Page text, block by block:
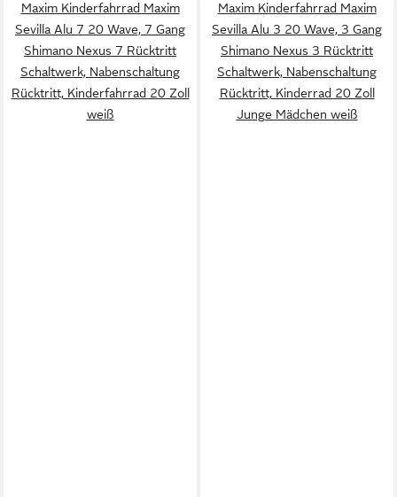
Maxim Kinderfahrrad Maxim
Sevilla Alu 7 20 Wave, 7 Gang
Shimano Nexus 7 Rücktritt
Schaltwerk, Nabenschaltung
Rücktritt, Kinderfahrrad 20 Zoll
weiß
Maxim Kinderfahrrad Maxim
Sevilla Alu 3 20 Wave, 3 Gang
Shimano Nexus 3 Rücktritt
Schaltwerk, Nabenschaltung
Rücktritt, Kinderrad 20 Zoll
Junge Mädchen weiß